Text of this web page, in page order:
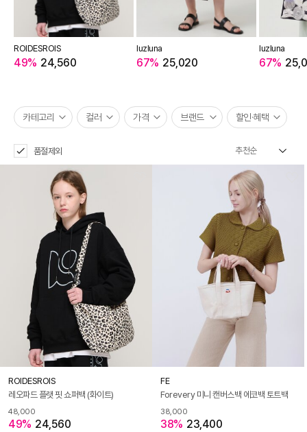
ROIDESROIS
49% 24,560
luzluna
67% 25,020
luzluna
67%
카테고리 컬러 가격 브랜드 할인·혜택
품절제외
ROIDESROIS
레오파드 플랫 핏 쇼퍼백 (화이트)
48,000
49% 24,560
FE
Forevery 미니 캔버스백 에코백 토트백
38,000
38% 23,400